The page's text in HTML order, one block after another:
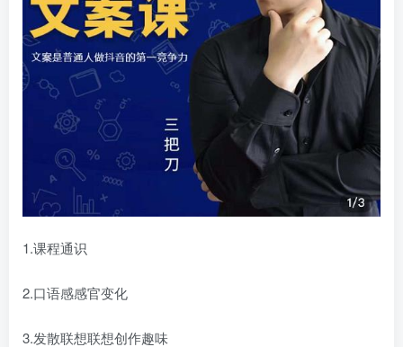
1.课程通识
2.口语感感官变化
3.发散联想联想创作趣味